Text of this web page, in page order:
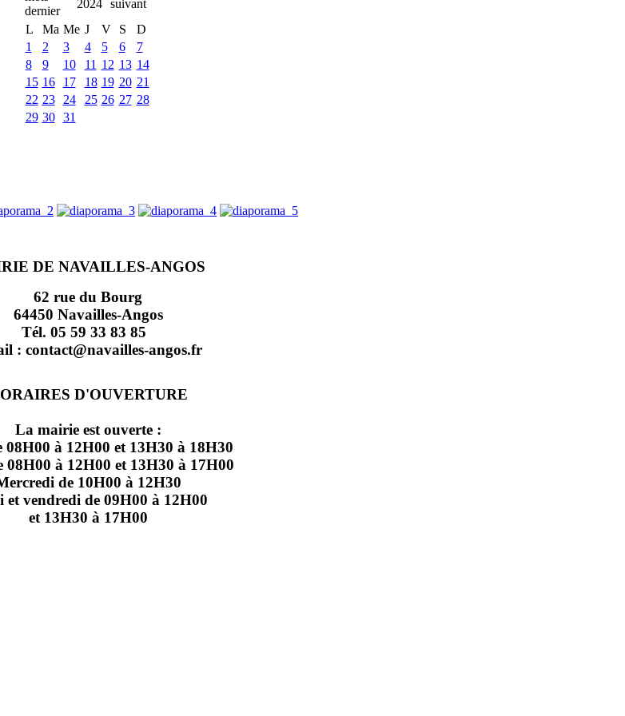
2024
L
Ma Me J V S
D
1
2 3 4 5 6
7
8
9 10 11 12 13 14
15 16 17 18 19 20 21
22 23 24 25 26 27 28
29 30 31
DE NAVAILLES-ANGOS
62 rue du Bourg
64450 Navailles-Angos
Tél. 05 59 33 83 85
: contact@navailles-angos.fr
D'OUVERTURE
La mairie est ouverte :
à 12H00 et 13H30 à 18H30
08H00 à 12H00 et 13H30 à 17H00
de 10H00 à 12H30
et vendredi de 09H00 à 12H00
et 13H30 à 17H00